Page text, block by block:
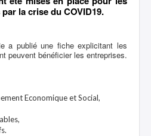
la crise du COVID19.
a publié une fiche explicitant les
peuvent bénéficier les entreprises.
Economique et Social,